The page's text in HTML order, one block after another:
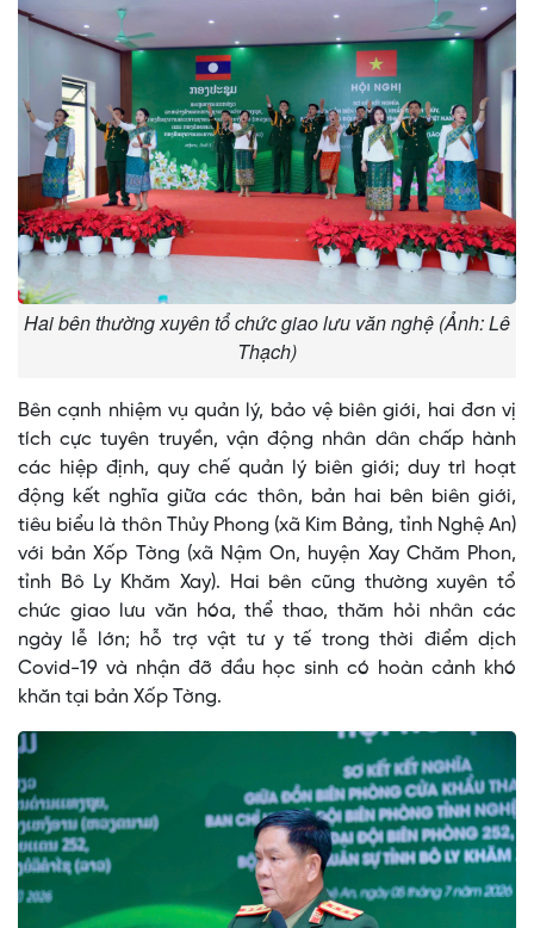
Hai bên thường xuyên tổ chức giao lưu văn nghệ (Ảnh: Lê
Thạch)
Bên cạnh nhiệm vụ quản lý, bảo vệ biên giới, hai đơn vị
tích cực tuyên truyền, vận động nhân dân chấp hành
các hiệp định, quy chế quản lý biên giới; duy trì hoạt
động kết nghĩa giữa các thôn, bản hai bên biên giới,
tiêu biểu là thôn Thủy Phong (xã Kim Bảng, tỉnh Nghệ An)
với bản Xốp Tờng (xã Nậm On, huyện Xay Chăm Phon,
tỉnh Bô Ly Khăm Xay). Hai bên cũng thường xuyên tổ
chức giao lưu văn hóa, thể thao, thăm hỏi nhân các
ngày lễ lớn; hỗ trợ vật tư y tế trong thời điểm dịch
Covid-19 và nhận đỡ đầu học sinh có hoàn cảnh khó
khăn tại bản Xốp Tờng.